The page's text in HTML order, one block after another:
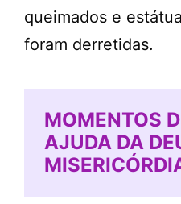
queimados e
foram derretidas.
MOMENTOS
AJUDA DA